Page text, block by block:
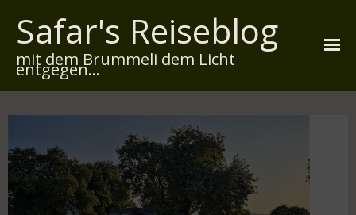
Safar's Reiseblog
mit dem Brummeli dem Licht
entgegen...
Reiserouten
Widmung